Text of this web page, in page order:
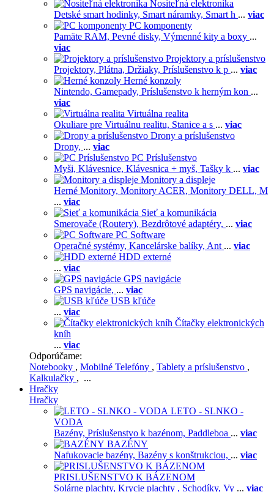
Nositeľná elektronika
Detské smart hodinky, Smart náramky, Smart h ... viac
PC komponenty
Pamäte RAM, Pevné disky, Výmenné kity a boxy ...
viac
Projektory a príslušenstvo
Projektory, Plátna, Držiaky, Príslušenstvo k p ... viac
Herné konzoly
Nintendo, Gamepady, Príslušenstvo k herným kon ...
viac
Virtuálna realita
Okuliare pre Virtuálnu realitu, Stanice a s ... viac
Drony a príslušenstvo
Drony, ... viac
PC Príslušenstvo
Myši, Klávesnice, Klávesnica + myš, Tašky k ... viac
Monitory a displeje
Herné Monitory, Monitory ACER, Monitory DELL, M
... viac
Sieť a komunikácia
Smerovače (Routery), Bezdrôtové adaptéry, ... viac
PC Software
Operačné systémy, Kancelárske balíky, Ant ... viac
HDD externé
... viac
GPS navigácie
GPS navigácie, ... viac
USB kľúče
... viac
Čítačky elektronických
kníh
... viac
Odporúčame:
Notebooky , Mobilné Telefóny , Tablety a príslušenstvo ,
Kalkulačky , ...
Hračky
Hračky
LETO - SLNKO -
VODA
Bazény, Príslušenstvo k bazénom, Paddleboa ... viac
BAZÉNY
Nafukovacie bazény, Bazény s konštrukciou, ... viac
PRISLUŠENSTVO K BÁZENOM
Solárne plachty, Krycie plachty , Schodíky, Vy ... viac